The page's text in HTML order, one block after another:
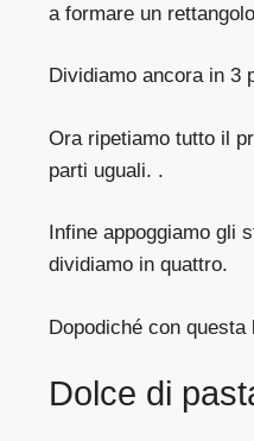
a formare un
Dividiamo ancora in 3
Ora ripetiamo tutto il
parti uguali. .
Infine appoggiamo gli
dividiamo in quattro.
Dopodiché con
Dolce di